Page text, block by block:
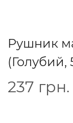
Рушник
(Голубий,
237 грн.